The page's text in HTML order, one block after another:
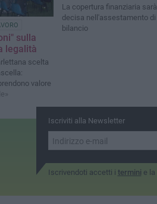
sulla
legalità
scelta
valore
La copertura finanziaria sarà
decisa nell'assestamento di
bilancio
Iscriviti alla Newsletter
Iscrivendoti accetti i termini e la